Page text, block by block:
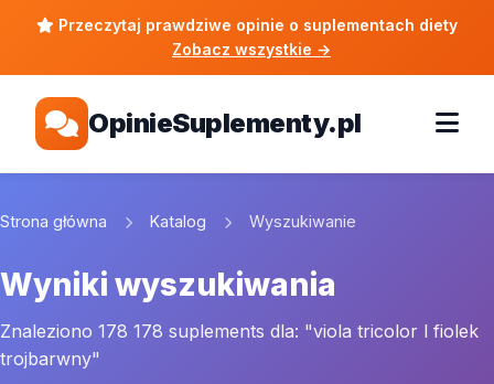
Przeczytaj prawdziwe opinie o suplementach diety
Zobacz wszystkie →
OpinieSuplementy.pl
Strona główna Katalog Wyszukiwanie
Wyniki wyszukiwania
Znaleziono 178 178 suplements dla: "viola tricolor l fiolek
trojbarwny"